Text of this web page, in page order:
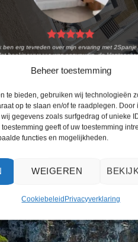
Beheer toestemming
te bieden, gebruiken wij technologieën
op te slaan en/of te raadplegen. Door
gegevens zoals surfgedrag of unieke
geeft of uw toestemming
functies en mogelijkheden.
WEIGEREN
CookiebeleidPrivacyverklaring
ben erg tevreden over mijn ervaring met
boekingsproces was eenvoudig, de
website zeker aanbevelen aan anderen die op
zijn naar een reis naar Spanje.
Kiki Kampen /Maastricht